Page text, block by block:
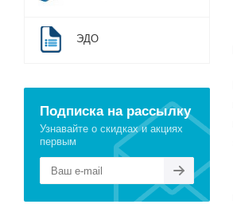
ЭДО
Подписка на рассылку
Узнавайте о скидках и акциях
первым